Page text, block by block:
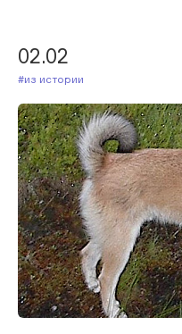
02.02
#Из истории